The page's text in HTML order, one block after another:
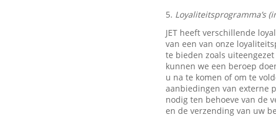
5. Loyaliteitsprogramma’s
JET heeft verschillende
van een van onze
te bieden zoals
kunnen we een beroep
u na te komen of om te
aanbiedingen van externe
nodig ten behoeve van de
en de verzending van uw